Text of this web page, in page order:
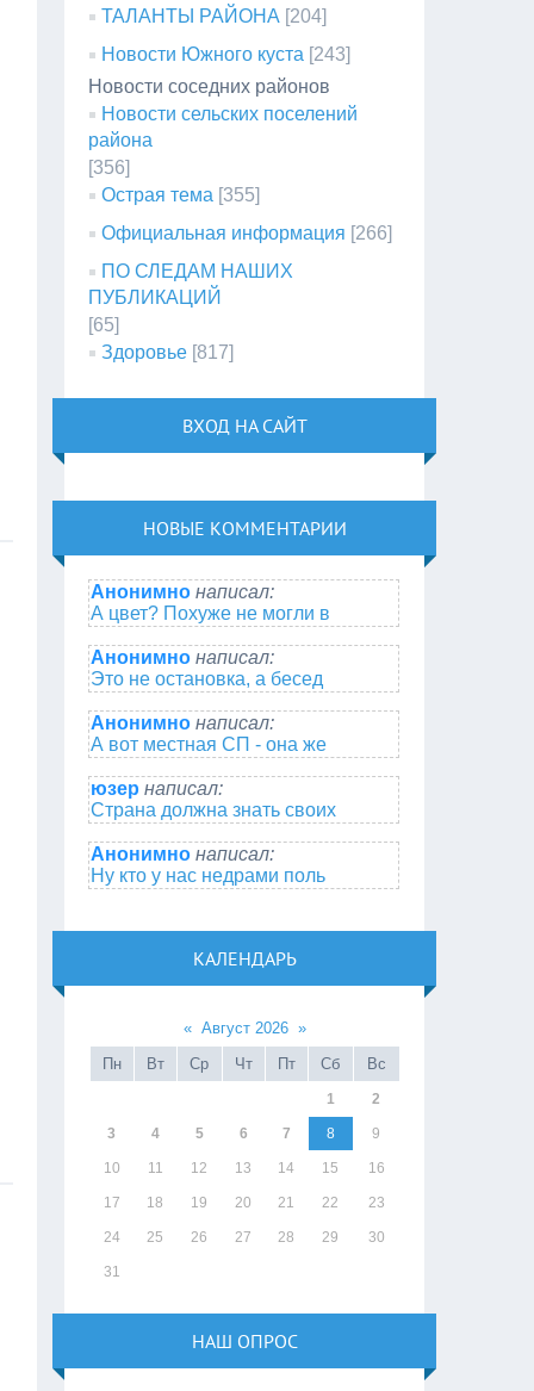
ТАЛАНТЫ РАЙОНА [204]
Новости Южного куста [243]
Новости соседних районов
Новости сельских поселений
района
[356]
Острая тема [355]
Официальная информация [266]
ПО СЛЕДАМ НАШИХ
ПУБЛИКАЦИЙ
[65]
Здоровье [817]
ВХОД НА САЙТ
НОВЫЕ КОММЕНТАРИИ
Анонимно написал:
А цвет? Похуже не могли в
Анонимно написал:
Это не остановка, а бесед
Анонимно написал:
А вот местная СП - она же
юзер написал:
Страна должна знать своих
Анонимно написал:
Ну кто у нас недрами поль
КАЛЕНДАРЬ
« Август 2026 »
Пн
Вт Ср Чт Пт Сб Вс
1 2
3 4 5 6 7 8 9
10 11 12 13 14 15 16
17 18 19 20 21 22 23
24 25 26 27 28 29 30
31
НАШ ОПРОС